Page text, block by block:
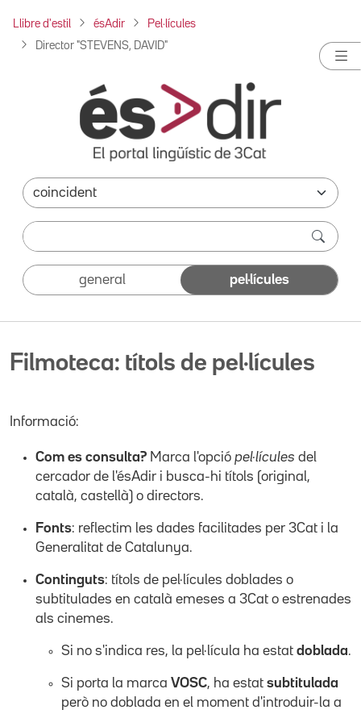
Llibre d'estil ésAdir Pel·lícules
Director "STEVENS, DAVID"
general pel·lícules
Filmoteca: títols de pel·lícules
Informació:
Com es consulta? Marca l'opció pel·lícules del
cercador de l'ésAdir i busca-hi títols (original,
català, castellà) o directors.
Fonts: reflectim les dades facilitades per 3Cat i la
Generalitat de Catalunya.
Continguts: títols de pel·lícules doblades o
subtitulades en català emeses a 3Cat o estrenades
als cinemes.
Si no s'indica res, la pel·lícula ha estat doblada.
Si porta la marca VOSC, ha estat subtitulada
però no doblada en el moment d'introduir-la a